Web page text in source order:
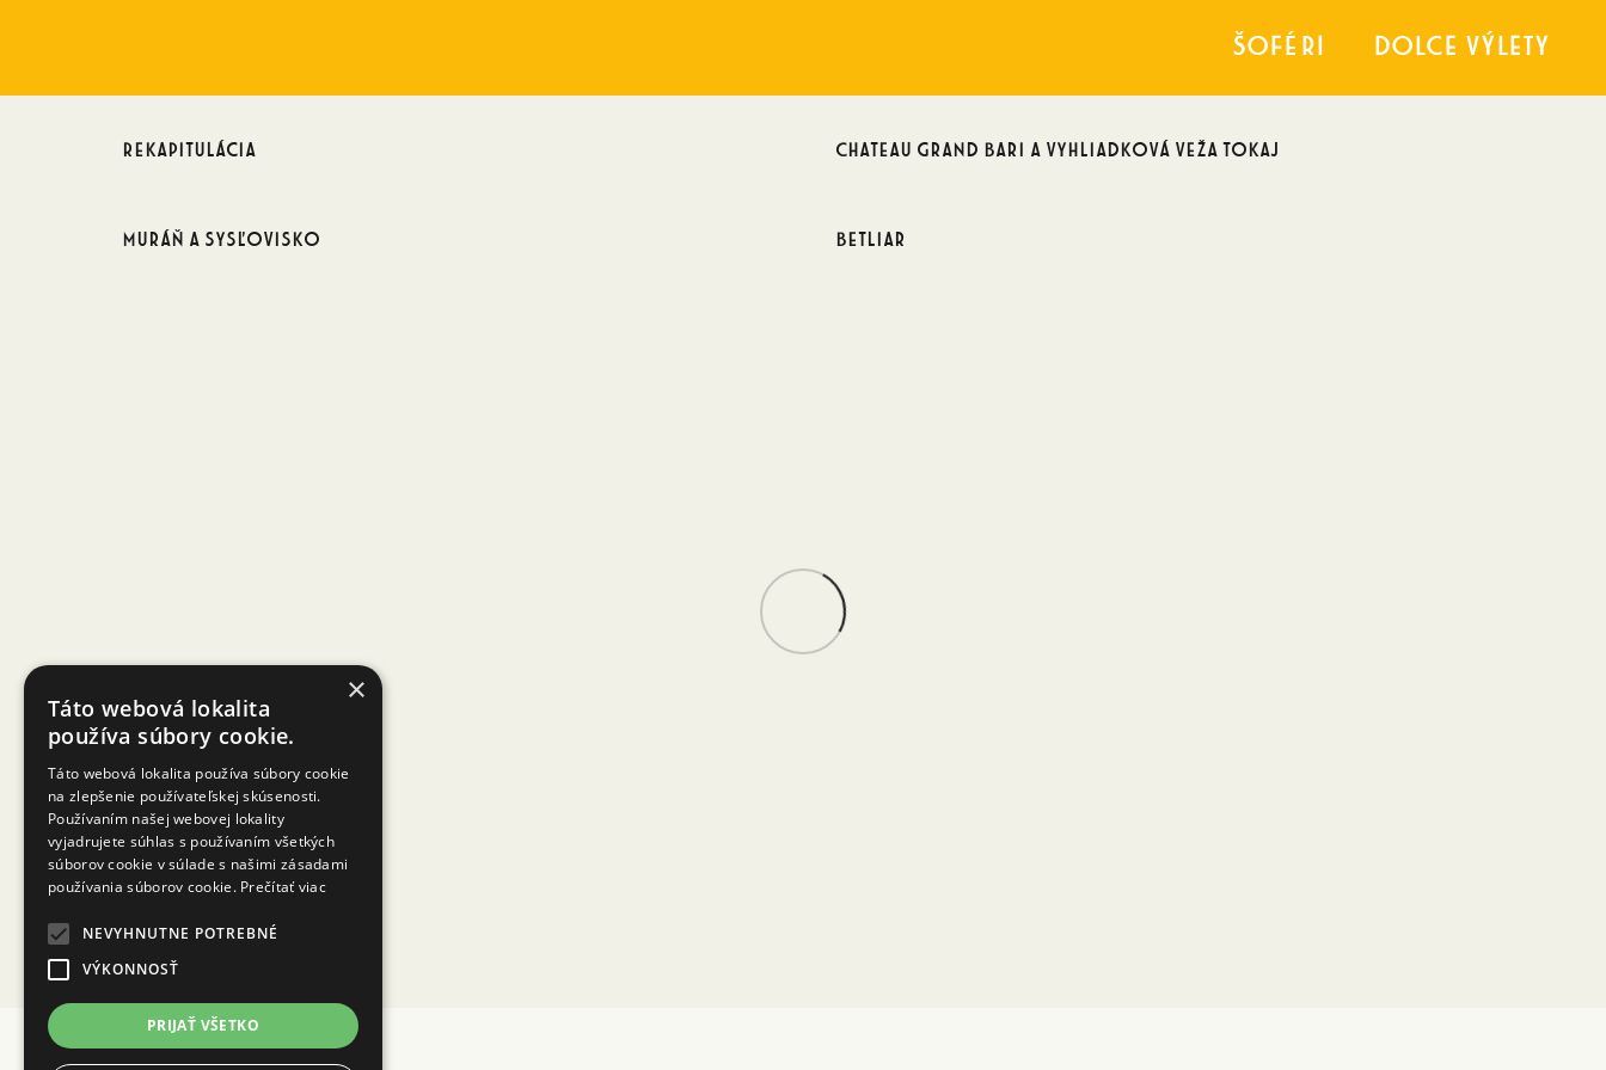
Šoféri Dolce výlety
Rekapitulácia Chateau Grand Bari a vyhliadková veža Tokaj
Muráň a sysľovisko Betliar
×
Táto webová lokalita
používa súbory cookie.
Táto webová lokalita používa súbory cookie
na zlepšenie používateľskej skúsenosti.
Používaním našej webovej lokality
vyjadrujete súhlas s používaním všetkých
súborov cookie v súlade s našimi zásadami
používania súborov cookie. Prečítať viac
NEVYHNUTNE POTREBNÉ
VÝKONNOSŤ
PRIJAŤ VŠETKO